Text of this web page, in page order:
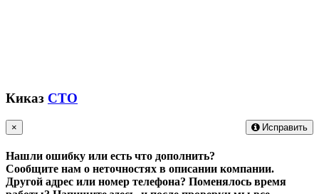
Киказ СТО
Исправить
×
Нашли ошибку или есть что дополнить?
Сообщите нам о неточностях в описании компании.
Другой адрес или номер телефона? Поменялось время